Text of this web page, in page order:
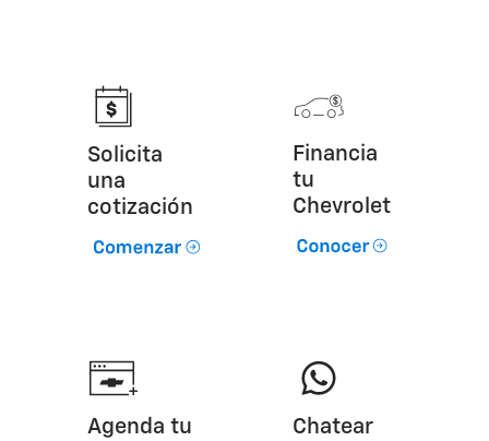
Solicita
una
cotización
Financia
tu
Chevrolet
Agenda tu
Chatear